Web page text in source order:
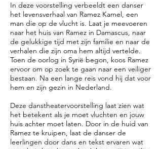
In deze voorstelling verbeeldt een danser
het levensverhaal van Ramez Kamel, een
man die op de vlucht is. Laat je meevoeren
naar het huis van Ramez in Damascus, naar
de gelukkige tijd met zijn familie en naar de
verhalen die zijn oma hem altijd vertelde.
Toen de oorlog in Syrië begon, koos Ramez
ervoor om op zoek te gaan naar een veiliger
bestaan. Na een lange reis vond hij dat voor
hem en zijn gezin in Nederland.
Deze danstheatervoorstelling laat zien wat
het betekent als je moet vluchten en jouw
huis achter moet laten. Door in de huid van
Ramez te kruipen, laat de danser de
leerlingen door dans en tekst ervaren wat